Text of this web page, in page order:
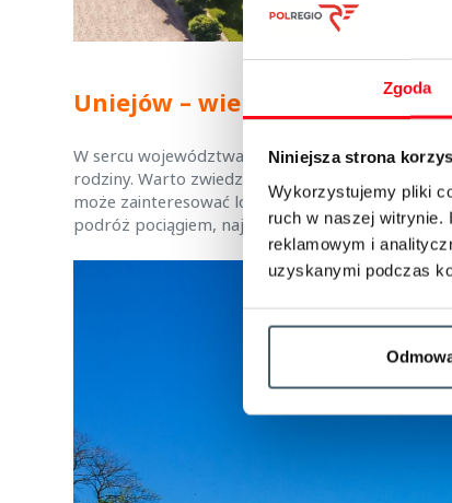
Zgoda
Niniejsza strona
Wykorzystujemy pliki
ruch w naszej witrynie.
reklamowym i
uzyskanymi podczas
Uniejów – wielowiekowa
W sercu województwa łódzkiego znajduje się
rodziny. Warto zwiedzić górujący nad miastem
może zainteresować lokalna kolegiata
podróż pociągiem, najlepiej wysiąść w